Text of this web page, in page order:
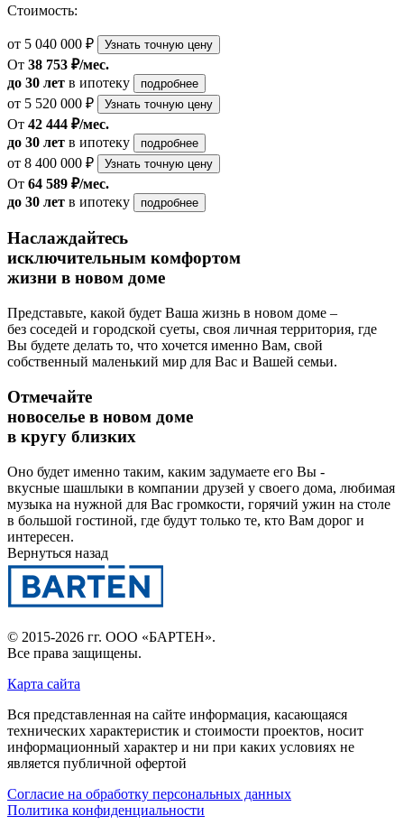
Стоимость:
от 5 040 000 ₽ Узнать точную цену
От 38 753 ₽/мес.
до 30 лет в ипотеку подробнее
от 5 520 000 ₽ Узнать точную цену
От 42 444 ₽/мес.
до 30 лет в ипотеку подробнее
от 8 400 000 ₽ Узнать точную цену
От 64 589 ₽/мес.
до 30 лет в ипотеку подробнее
Наслаждайтесь
исключительным комфортом
жизни в новом доме
Представьте, какой будет Ваша жизнь в новом доме –
без соседей и городской суеты, своя личная территория, где
Вы будете делать то, что хочется именно Вам, свой
собственный маленький мир для Вас и Вашей семьи.
Отмечайте
новоселье в новом доме
в кругу близких
Оно будет именно таким, каким задумаете его Вы -
вкусные шашлыки в компании друзей у своего дома, любимая
музыка на нужной для Вас громкости, горячий ужин на столе
в большой гостиной, где будут только те, кто Вам дорог и
интересен.
Вернуться назад
© 2015-2026 гг. ООО «БАРТЕН».
Все права защищены.
Карта сайта
Вся представленная на сайте информация, касающаяся
технических характеристик и стоимости проектов, носит
информационный характер и ни при каких условиях не
является публичной офертой
Согласие на обработку персональных данных
Политика конфиденциальности